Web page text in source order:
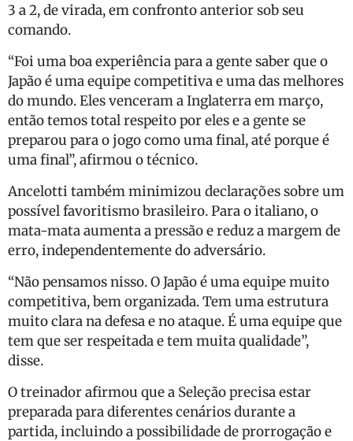
3 a 2, de virada, em confronto anterior sob seu
comando.
“Foi uma boa experiência para a gente saber que o
Japão é uma equipe competitiva e uma das melhores
do mundo. Eles venceram a Inglaterra em março,
então temos total respeito por eles e a gente se
preparou para o jogo como uma final, até porque é
uma final”, afirmou o técnico.
Ancelotti também minimizou declarações sobre um
possível favoritismo brasileiro. Para o italiano, o
mata-mata aumenta a pressão e reduz a margem de
erro, independentemente do adversário.
“Não pensamos nisso. O Japão é uma equipe muito
competitiva, bem organizada. Tem uma estrutura
muito clara na defesa e no ataque. É uma equipe que
tem que ser respeitada e tem muita qualidade”,
disse.
O treinador afirmou que a Seleção precisa estar
preparada para diferentes cenários durante a
partida, incluindo a possibilidade de prorrogação e